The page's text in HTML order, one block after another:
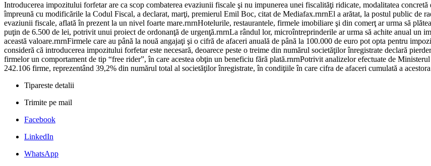
Introducerea impozitului forfetar are ca scop combaterea evaziunii fiscale şi nu impunerea unei fiscalităţi ridicate, modalitatea
împreună cu modificările la Codul Fiscal, a declarat, marţi, premierul Emil Boc, citat de Mediafax.rnrnEl a arătat, la postul public de
evaziunii fiscale, aflată în prezent la un nivel foarte mare.rnrnHotelurile, restaurantele, firmele imobiliare şi din comerţ ar urma să
puţin de 6.500 de lei, potrivit unui proiect de ordonanţă de urgenţă.rnrnLa rândul lor, microîntreprinderile ar urma să achite anual un
această valoare.rnrnFirmele care au până la nouă angajaţi şi o cifră de afaceri anuală de până la 100.000 de euro pot opta pentru
consideră că introducerea impozitului forfetar este necesară, deoarece peste o treime din numărul societăţilor înregistrate declară
firmelor un comportament de tip “free rider”, în care acestea obţin un beneficiu fără plată.rnrnPotrivit analizelor efectuate de
242.106 firme, reprezentând 39,2% din numărul total al societăţilor înregistrate, în condiţiile în care cifra de afaceri cumulată a
Tipareste detalii
Trimite pe mail
Facebook
LinkedIn
WhatsApp